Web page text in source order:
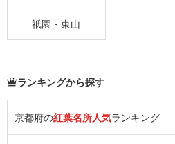
祇園・東山
ランキングから探す
京都府の紅葉名所人気ランキング